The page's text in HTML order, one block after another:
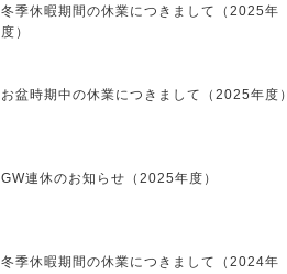
冬季休暇期間の休業につきまして（2025年
度）
お盆時期中の休業につきまして（2025年度）
GW連休のお知らせ（2025年度）
冬季休暇期間の休業につきまして（2024年